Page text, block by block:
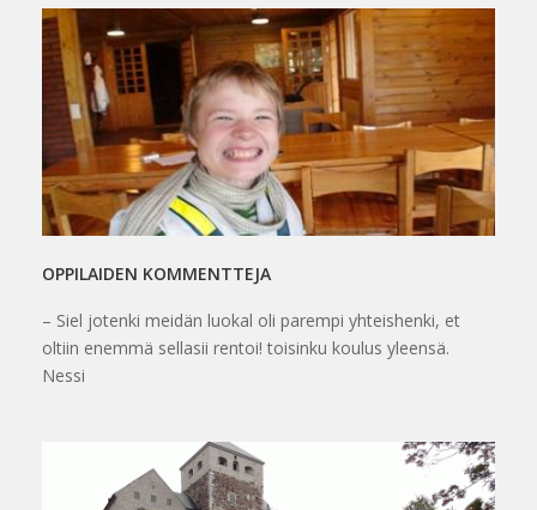
OPPILAIDEN KOMMENTTEJA
– Siel jotenki meidän luokal oli parempi yhteishenki, et
oltiin enemmä sellasii rentoi! toisinku koulus yleensä.
Nessi